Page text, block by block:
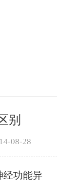
别
08-28
经功能异